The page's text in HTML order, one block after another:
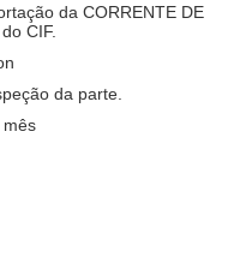
da CORRENTE DE
CIF.
da parte.
mês